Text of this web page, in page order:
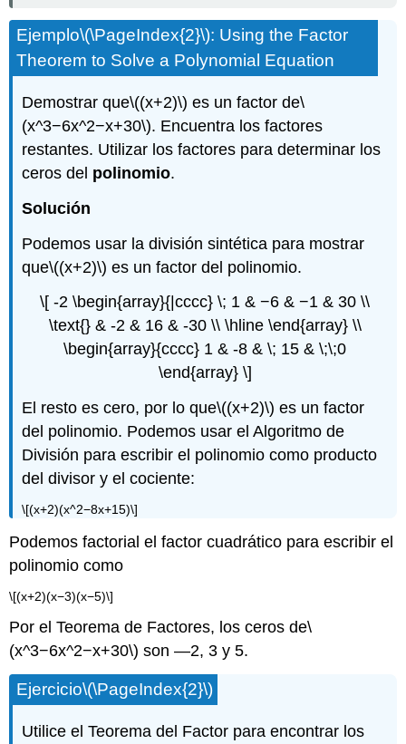
Ejemplo\(\PageIndex{2}\): Using the Factor
Theorem to Solve a Polynomial Equation
Demostrar que\((x+2)\) es un factor de\
(x^3−6x^2−x+30\). Encuentra los factores
restantes. Utilizar los factores para determinar los
ceros del polinomio.
Solución
Podemos usar la división sintética para mostrar
que\((x+2)\) es un factor del polinomio.
\[ -2 \begin{array}{|cccc} \; 1 & −6 & −1 & 30 \\
\text{} & -2 & 16 & -30 \\ \hline \end{array} \\
\begin{array}{cccc} 1 & -8 & \; 15 & \;\;0
\end{array} \]
El resto es cero, por lo que\((x+2)\) es un factor
del polinomio. Podemos usar el Algoritmo de
División para escribir el polinomio como producto
del divisor y el cociente:
\[(x+2)(x^2−8x+15)\]
Podemos factorial el factor cuadrático para escribir el
polinomio como
\[(x+2)(x−3)(x−5)\]
Por el Teorema de Factores, los ceros de\
(x^3−6x^2−x+30\) son —2, 3 y 5.
Ejercicio\(\PageIndex{2}\)
Utilice el Teorema del Factor para encontrar los